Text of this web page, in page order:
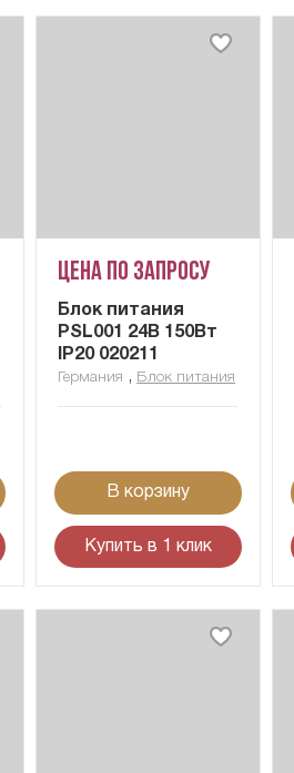
Цена по запросу
Блок питания
PSL001 24В 150Вт
IP20 020211
Германия , Блок питания
В корзину
Купить в 1 клик